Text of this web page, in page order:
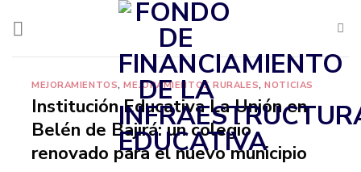
MEJORAMIENTOS,MEJORAMIENTOS RURALES,NOTICIAS
Institución Educativa La Unión en
Belén de Bajirá: un colegio
renovado para el nuevo municipio